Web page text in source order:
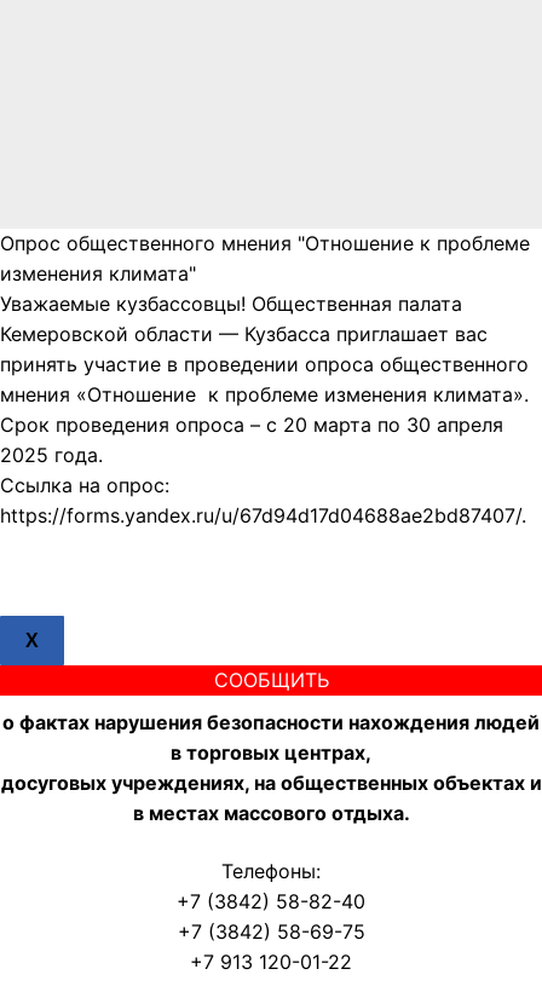
Опрос общественного мнения "Отношение к проблеме
изменения климата"
Уважаемые кузбассовцы! Общественная палата
Кемеровской области — Кузбасса приглашает вас
принять участие в проведении опроса общественного
мнения «Отношение к проблеме изменения климата».
Срок проведения опроса – с 20 марта по 30 апреля
2025 года.
Ссылка на опрос:
https://forms.yandex.ru/u/67d94d17d04688ae2bd87407/.
X
СООБЩИТЬ
о фактах нарушения безопасности нахождения людей
в торговых центрах,
досуговых учреждениях, на общественных объектах и
в местах массового отдыха.
Телефоны:
+7 (3842) 58-82-40
+7 (3842) 58-69-75
+7 913 120-01-22